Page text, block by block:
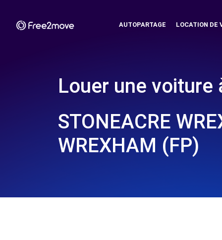
AUTOPARTAGE LOCATION DE
Louer une voiture
STONEACRE
WREXHAM (FP)